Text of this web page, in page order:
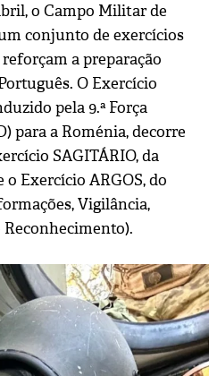
o Campo Militar de
conjunto de exercícios
a preparação
O Exercício
pela 9.ª Força
para a Roménia, decorre
SAGITÁRIO, da
Exercício ARGOS, do
Vigilância,